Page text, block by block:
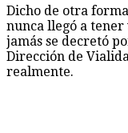
Dicho de otra
nunca llegó a
jamás se decretó
Dirección de
realmente.